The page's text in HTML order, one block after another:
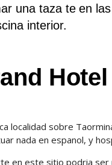
una taza te en
interior.
localidad sobre
nada en espanol, y
en este sitio podria ser